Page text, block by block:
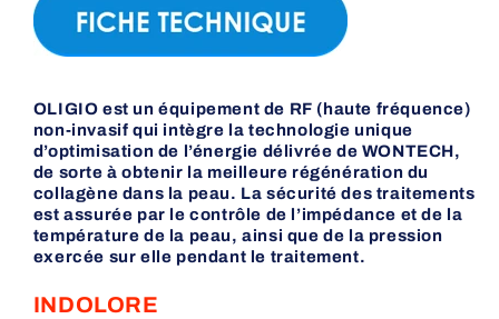
OLIGIO est un équipement de RF (haute fréquence)
non-invasif qui intègre la technologie unique
d’optimisation de l’énergie délivrée de WONTECH,
de sorte à obtenir la meilleure régénération du
collagène dans la peau. La sécurité des traitements
est assurée par le contrôle de l’impédance et de la
température de la peau, ainsi que de la pression
exercée sur elle pendant le traitement.
INDOLORE